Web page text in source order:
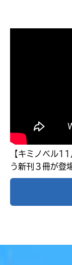
【キミノベル
う新刊３冊が登